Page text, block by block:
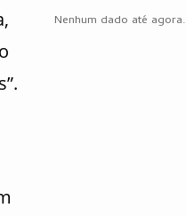
Nenhum dado até agora.